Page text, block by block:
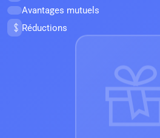
Avantages mutuels
Réductions